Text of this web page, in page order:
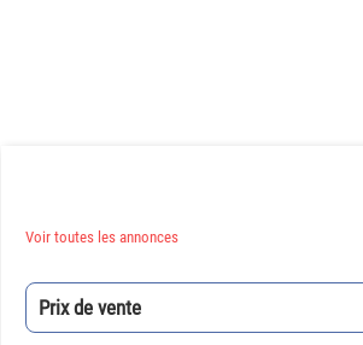
Voir toutes les annonces
Prix de vente